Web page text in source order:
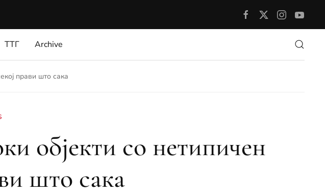
ТТГ Archive
прави што сака
објекти со нетипичен
што сака